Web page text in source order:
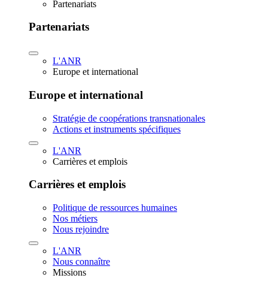
Partenariats
Partenariats
L'ANR
Europe et international
Europe et international
Stratégie de coopérations transnationales
Actions et instruments spécifiques
L'ANR
Carrières et emplois
Carrières et emplois
Politique de ressources humaines
Nos métiers
Nous rejoindre
L'ANR
Nous connaître
Missions